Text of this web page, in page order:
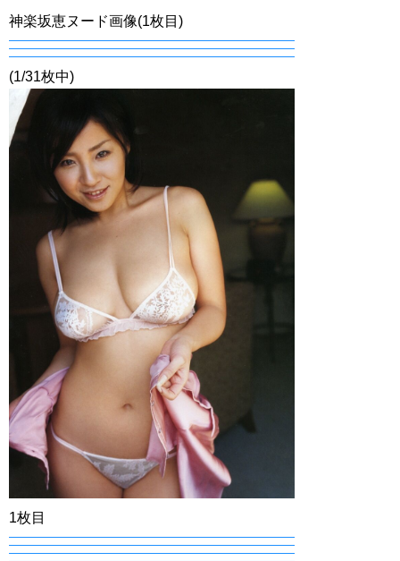
神楽坂恵ヌード画像(1枚目)
(1/31枚中)
1枚目